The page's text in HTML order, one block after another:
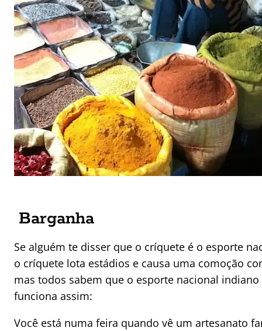
Barganha
Se alguém te disser que o críquete é o esporte
o críquete lota estádios e causa uma comoção
mas todos sabem que o esporte nacional
funciona assim:
Você está numa feira quando vê um artesanato